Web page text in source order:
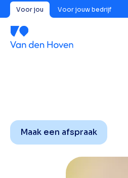
Voor jou Voor jouw bedrijf
Maak een afspraak